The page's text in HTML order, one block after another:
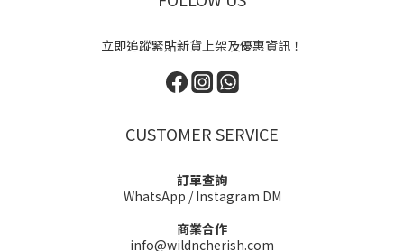
立即追蹤緊貼新貨上架及優惠資訊！
CUSTOMER SERVICE
訂單查詢
WhatsApp /Instagram DM
商業合作
info@wildncherish.com